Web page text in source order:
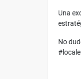
Una
No